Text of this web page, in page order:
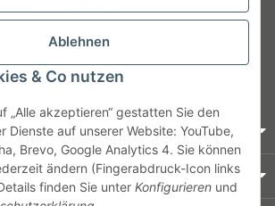
Ablehnen
& Co nutzen
„Alle akzeptieren“ gestatten Sie den
Dienste auf unserer Website: YouTube,
Brevo, Google Analytics 4. Sie können
ändern (Fingerabdruck-Icon links
finden Sie unter Konfigurieren und